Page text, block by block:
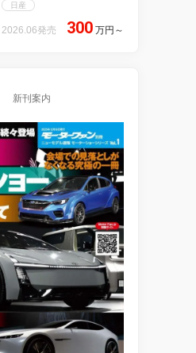
日産
2026.06発売 300 万円 ～
新刊案内